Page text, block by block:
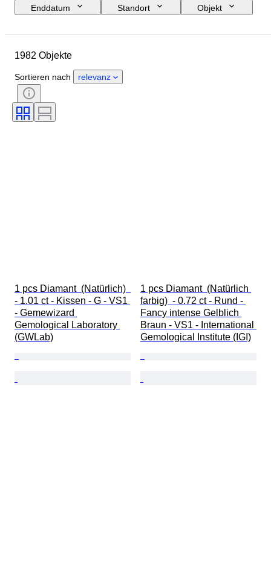
Enddatum
Standort
Objekt
Reinheit
Gewicht des Diamanten
Polieren (Diamanten)
Schliffqualität (Cut Grade)
Rundiste
1982 Objekte
Sortieren nach relevanz
1 pcs Diamant  (Natürlich)
- 1.01 ct - Kissen - G - VS1
- Gemewizard
Gemological Laboratory
(GWLab)
1 pcs Diamant  (Natürlich
farbig)  - 0.72 ct - Rund -
Fancy intense Gelblich
Braun - VS1 - International
Gemological Institute (IGI)